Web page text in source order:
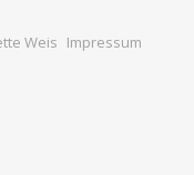
Weis Impressum